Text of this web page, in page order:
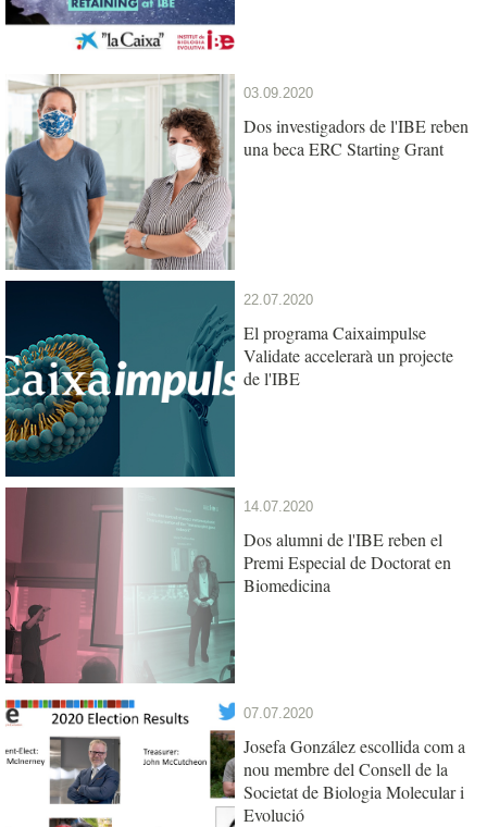
03.09.2020
Dos investigadors de l'IBE reben
una beca ERC Starting Grant
22.07.2020
El programa Caixaimpulse
Validate accelerarà un projecte
de l'IBE
14.07.2020
Dos alumni de l'IBE reben el
Premi Especial de Doctorat en
Biomedicina
07.07.2020
Josefa González escollida com a
nou membre del Consell de la
Societat de Biologia Molecular i
Evolució